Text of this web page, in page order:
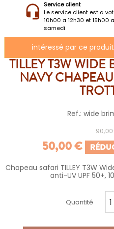
Service client
Le service client est a
10h00 a 12h30 et 15h00
samedi
intéressé par ce
TILLEY T3W
NAVY
Ref.: wide
50,00 €
Chapeau safari TILLEY T3W
anti-UV UPF 50+,
Quantité